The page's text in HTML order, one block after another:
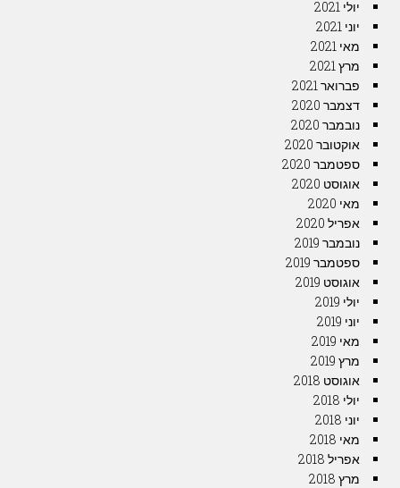
יולי 2021
יוני 2021
מאי 2021
מרץ 2021
פברואר 2021
דצמבר 2020
נובמבר 2020
אוקטובר 2020
ספטמבר 2020
אוגוסט 2020
מאי 2020
אפריל 2020
נובמבר 2019
ספטמבר 2019
אוגוסט 2019
יולי 2019
יוני 2019
מאי 2019
מרץ 2019
אוגוסט 2018
יולי 2018
יוני 2018
מאי 2018
אפריל 2018
מרץ 2018